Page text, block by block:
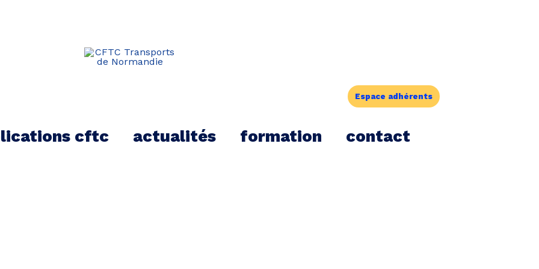
Espace adhérents
cftc actualités formation contact